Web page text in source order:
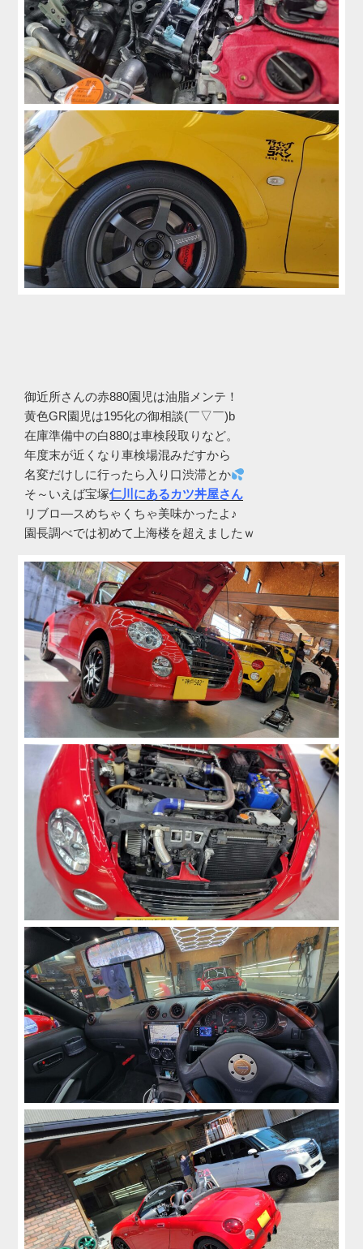
御近所さんの赤880園児は油脂メンテ！
黄色GR園児は195化の御相談(￣▽￣)b
在庫準備中の白880は車検段取りなど。
年度末が近くなり車検場混みだすから
名変だけしに行ったら入り口渋滞とか
そ～いえば宝塚仁川にあるカツ丼屋さん
リブロ―スめちゃくちゃ美味かったよ♪
園長調べでは初めて上海楼を超えましたｗ